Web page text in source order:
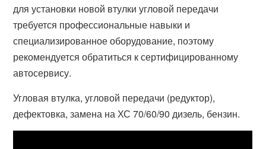
для установки новой втулки угловой передачи
требуется профессиональные навыки и
специализированное оборудование, поэтому
рекомендуется обратиться к сертифицированному
автосервису.
Угловая втулка, угловой передачи (редуктор),
дефектовка, замена на ХС 70/60/90 дизель, бензин.